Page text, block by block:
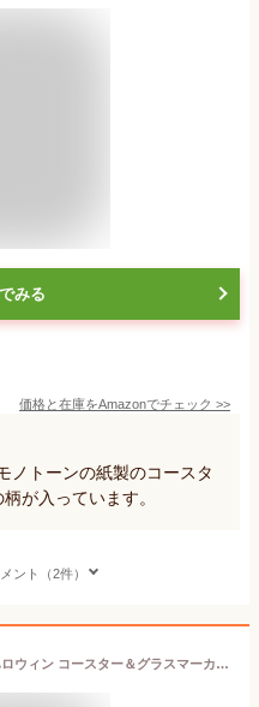
みる
価格と在庫をAmazonでチェック >>
ノトーンの紙製のコースタ
が入っています。
ント（2件）
＼ポイントアップ+クーポン／ハロウィン コースター＆グラスマーカーセット3種類 パターン 送料無料 シール WEB限定 ペタペタ貼ってはがせる飾り 子供 お菓子 衣装 コスプレパーティー 仮装 小物 メール便 コスパ 菊池襖紙工場直販